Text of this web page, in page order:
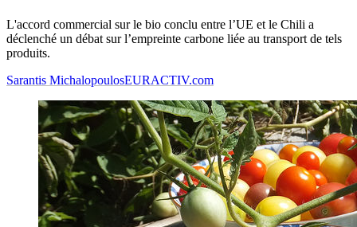
L'accord commercial sur le bio conclu entre l’UE et le Chili a
déclenché un débat sur l’empreinte carbone liée au transport de tels
produits.
Sarantis MichalopoulosEURACTIV.com